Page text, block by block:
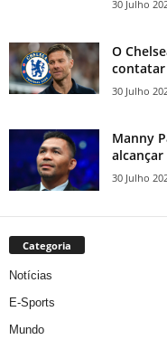
30 Julho
O
contatar
30 Julho
Manny
alcançar
30 Julho
Categoria
Notícias
E-Sports
Mundo